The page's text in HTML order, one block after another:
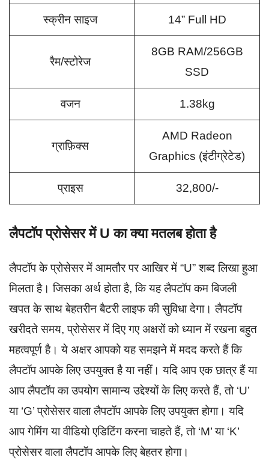
स्क्रीन साइज 14” Full HD
रैम/स्टोरेज
8GB RAM/256GB
SSD
वजन 1.38kg
ग्राफ़िक्स
AMD Radeon
Graphics (इंटीग्रेटेड)
प्राइस 32,800/-
लैपटॉप प्रोसेसर में U का क्या मतलब होता है
लैपटॉप के प्रोसेसर में आमतौर पर आखिर में “U” शब्द लिखा हुआ
मिलता है। जिसका अर्थ होता है, कि यह लैपटॉप कम बिजली
खपत के साथ बेहतरीन बैटरी लाइफ की सुविधा देगा। लैपटॉप
खरीदते समय, प्रोसेसर में दिए गए अक्षरों को ध्यान में रखना बहुत
महत्वपूर्ण है। ये अक्षर आपको यह समझने में मदद करते हैं कि
लैपटॉप आपके लिए उपयुक्त है या नहीं। यदि आप एक छात्र हैं या
आप लैपटॉप का उपयोग सामान्य उद्देश्यों के लिए करते हैं, तो ‘U’
या ‘G’ प्रोसेसर वाला लैपटॉप आपके लिए उपयुक्त होगा। यदि
आप गेमिंग या वीडियो एडिटिंग करना चाहते हैं, तो ‘M’ या ‘K’
प्रोसेसर वाला लैपटॉप आपके लिए बेहतर होगा।